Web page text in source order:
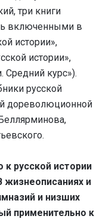
три книги
включенными в
истории»,
истории»,
Средний курс»).
русской
дореволюционной
к русской истории
и
и низших
применительно к